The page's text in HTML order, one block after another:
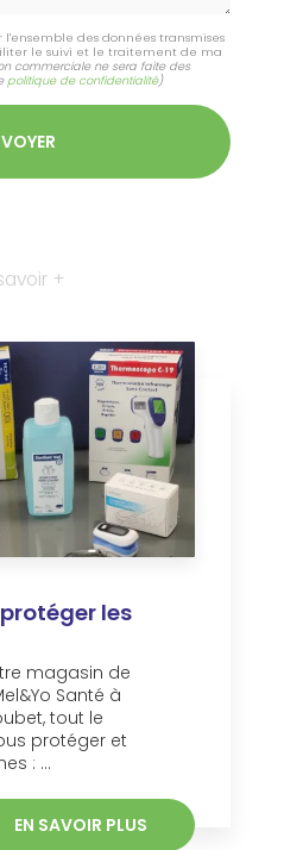
l'ensemble des données transmises
le suivi et le traitement de ma
commerciale ne sera faite des
politique de confidentialité)
+
les
magasin de
Santé à
tout le
protéger et
: ...
EN SAVOIR PLUS